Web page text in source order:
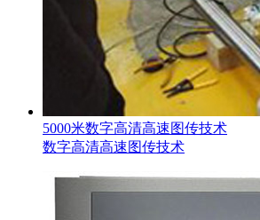
5000米数字高清高速图传技术
数字高清高速图传技术